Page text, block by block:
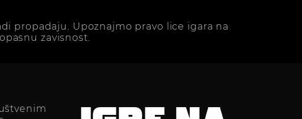
propadaju. Upoznajmo pravo lice igara na
zavisnost.